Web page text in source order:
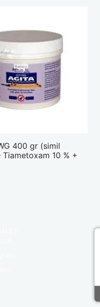
400 gr (simil
10 % +